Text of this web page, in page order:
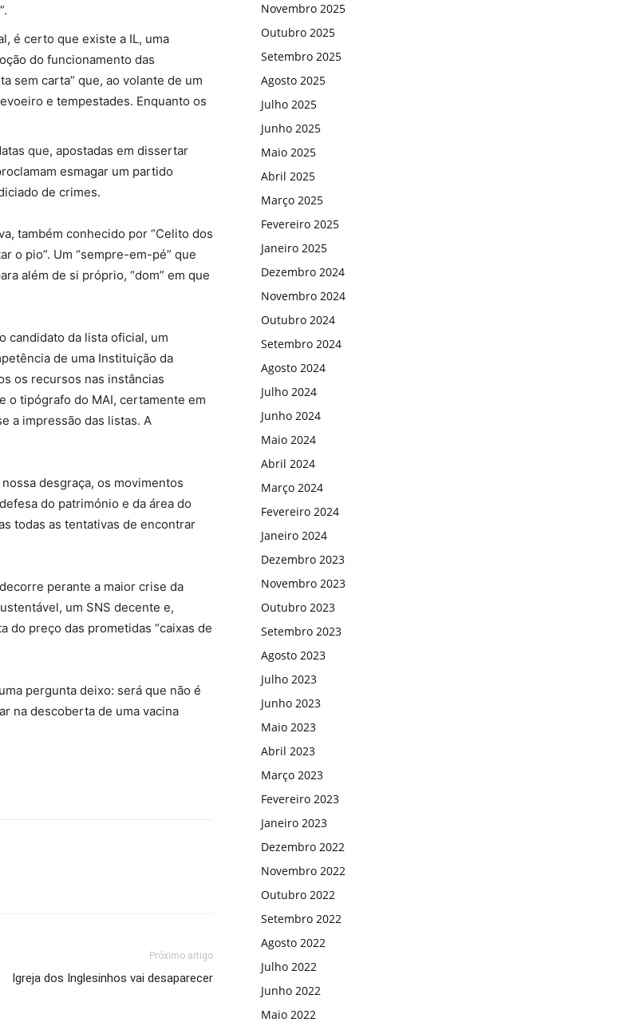
é certo que existe a IL, uma
do funcionamento das
sem carta” que, ao volante de um
e tempestades. Enquanto os
que, apostadas em dissertar
esmagar um partido
de crimes.
também conhecido por “Celito dos
o pio”. Um “sempre-em-pé” que
além de si próprio, “dom” em que
candidato da lista oficial, um
de uma Instituição da
os recursos nas instâncias
o tipógrafo do MAI, certamente em
a impressão das listas. A
desgraça, os movimentos
do património e da área do
todas as tentativas de encontrar
perante a maior crise da
um SNS decente e,
do preço das prometidas “caixas de
pergunta deixo: será que não é
na descoberta de uma vacina
Próximo artigo
Igreja dos Inglesinhos vai desaparecer
Novembro 2025
Outubro 2025
Setembro 2025
Agosto 2025
Julho 2025
Junho 2025
Maio 2025
Abril 2025
Março 2025
Fevereiro 2025
Janeiro 2025
Dezembro 2024
Novembro 2024
Outubro 2024
Setembro 2024
Agosto 2024
Julho 2024
Junho 2024
Maio 2024
Abril 2024
Março 2024
Fevereiro 2024
Janeiro 2024
Dezembro 2023
Novembro 2023
Outubro 2023
Setembro 2023
Agosto 2023
Julho 2023
Junho 2023
Maio 2023
Abril 2023
Março 2023
Fevereiro 2023
Janeiro 2023
Dezembro 2022
Novembro 2022
Outubro 2022
Setembro 2022
Agosto 2022
Julho 2022
Junho 2022
Maio 2022